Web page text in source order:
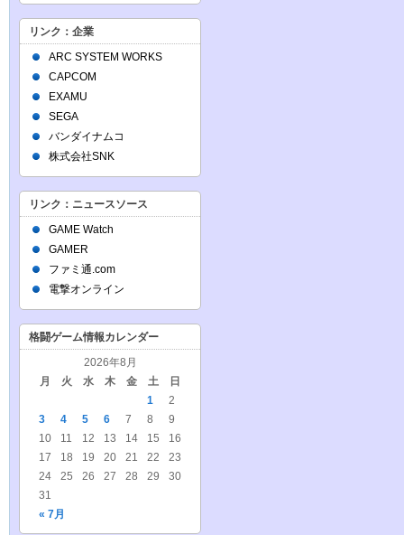
リンク：企業
ARC SYSTEM WORKS
CAPCOM
EXAMU
SEGA
バンダイナムコ
株式会社SNK
リンク：ニュースソース
GAME Watch
GAMER
ファミ通.com
電撃オンライン
格闘ゲーム情報カレンダー
2026年8月
月
火 水 木 金 土 日
« 7月
1
2
3
4 5 6 7 8
9
10
11 12 13 14 15
16
17
18 19 20 21 22
23
24
25 26 27 28 29
30
31